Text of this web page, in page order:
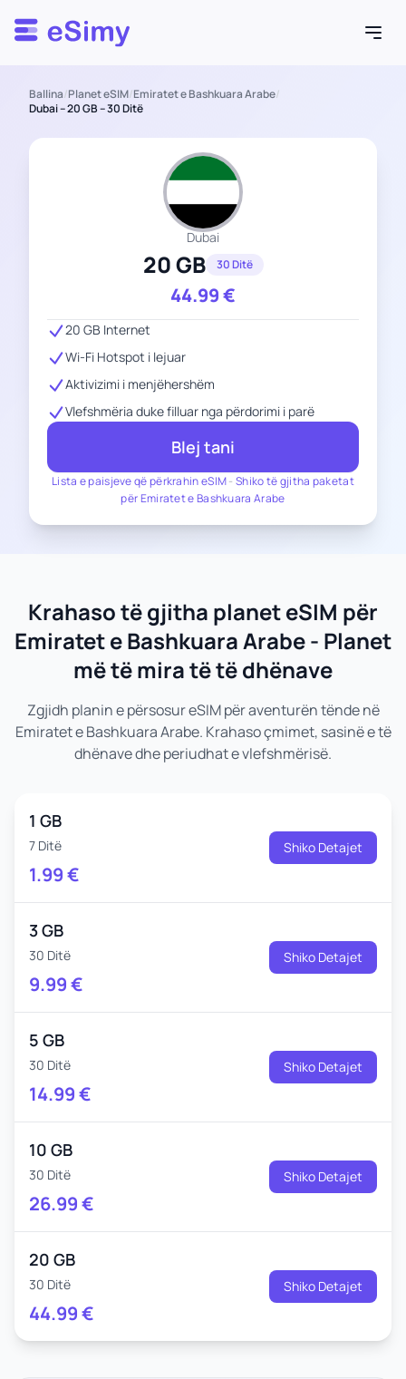
Esimy
Ballina/Planet eSIM/Emiratet e Bashkuara Arabe/
Dubai – 20 GB – 30 Ditë
Dubai
20 GB 30 Ditë
44.99€
Lista e paisjeve që përkrahin eSIM-Shiko të gjitha paketat
për Emiratet e Bashkuara Arabe
20 GB Internet
Wi-Fi Hotspot i lejuar
Aktivizimi i menjëhershëm
Vlefshmëria duke filluar nga përdorimi i parë
Blej tani
Krahaso të gjitha planet eSIM për
Emiratet e Bashkuara Arabe - Planet
më të mira të të dhënave
Zgjidh planin e përsosur eSIM për aventurën tënde në
Emiratet e Bashkuara Arabe. Krahaso çmimet, sasinë e të
dhënave dhe periudhat e vlefshmërisë.
1 GB
7 Ditë
1.99€
Shiko Detajet
3 GB
30 Ditë
9.99€
Shiko Detajet
5 GB
30 Ditë
14.99€
Shiko Detajet
10 GB
30 Ditë
26.99€
Shiko Detajet
20 GB
30 Ditë
44.99€
Shiko Detajet